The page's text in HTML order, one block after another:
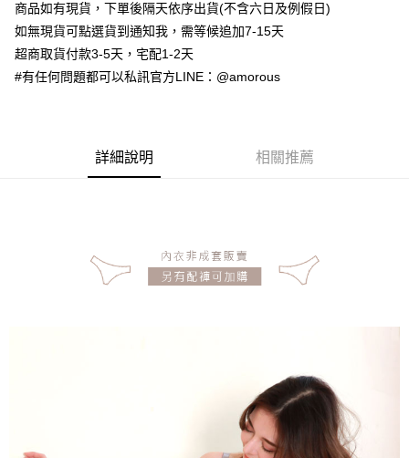
全家取貨付款
每筆NT$70，滿NT$699(含以上)免運費
付款後全家取貨
每筆NT$70，滿NT$699(含以上)免運費
商品如有現貨，下單後隔天依序出貨(不含六日及例假日)
如無現貨可點選貨到通知我，需等候追加7-15天
超商取貨付款3-5天，宅配1-2天
#有任何問題都可以私訊官方LINE：@amorous
詳細說明 相關推薦